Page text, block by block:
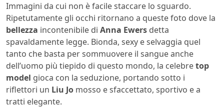
Immagini da cui non è facile staccare lo sguardo.
Ripetutamente gli occhi ritornano a queste foto dove la
bellezza incontenibile di Anna Ewers detta
spavaldamente legge. Bionda, sexy e selvaggia quel
tanto che basta per sommuovere il sangue anche
dell’uomo più tiepido di questo mondo, la celebretop
model gioca con la seduzione, portando sotto i
riflettori un Liu Jo mosso e sfaccettato, sportivo e a
tratti elegante.